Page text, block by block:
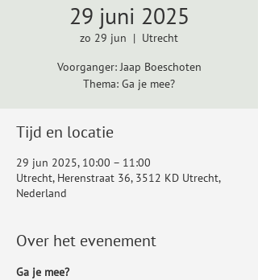
29 juni 2025
zo 29 jun
  |
Utrecht
Voorganger: Jaap Boeschoten
Thema: Ga je mee?
Tijd en locatie
29 jun 2025, 10:00 – 11:00
Utrecht, Herenstraat 36, 3512 KD Utrecht,
Nederland
Over het evenement
Ga je mee?